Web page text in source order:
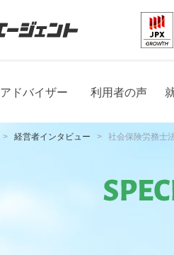
アドバイザー 利用者の声
経営者インタビュー 社会保険労務士